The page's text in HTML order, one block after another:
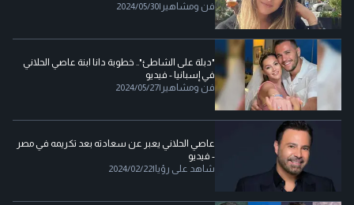
فن ومشاهير |
2024/05/30
"دبلة على الشاطئ".. خطوبة دانا ابنة عاصي الحلاني
في إسبانيا - فيديو
فن ومشاهير |
2024/05/27
عاصي الحلاني يعبر عن سعادته بعد تكريمه في مصر
- فيديو
شاهد على رؤيا |
2024/02/22